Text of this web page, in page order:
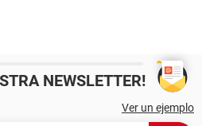
NEWSLETTER!
Ver un ejemplo